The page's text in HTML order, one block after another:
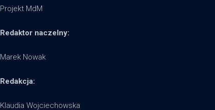
Projekt MdM
Redaktor naczelny:
Marek Nowak
Redakcja:
Klaudia Wojciechowska